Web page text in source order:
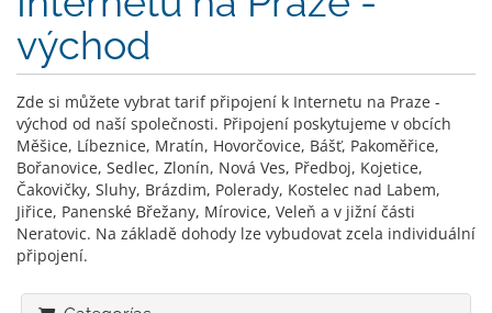
východ
Zde si můžete vybrat tarif připojení k Internetu na Praze -
východ od naší společnosti. Připojení poskytujeme v obcích
Měšice, Líbeznice, Mratín, Hovorčovice, Bášť, Pakoměřice,
Bořanovice, Sedlec, Zlonín, Nová Ves, Předboj, Kojetice,
Čakovičky, Sluhy, Brázdim, Polerady, Kostelec nad Labem,
Jiřice, Panenské Břežany, Mírovice, Veleň a v jižní části
Neratovic. Na základě dohody lze vybudovat zcela individuální
připojení.